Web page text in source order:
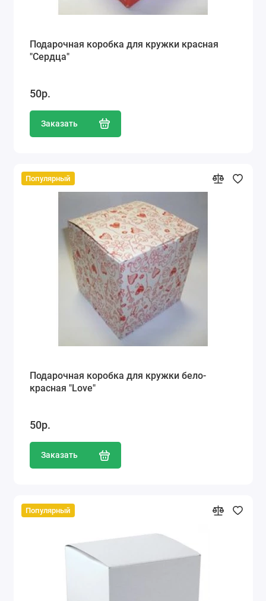
Подарочная коробка для кружки красная
"Сердца"
50р.
Заказать
Популярный
Подарочная коробка для кружки бело-
красная "Love"
50р.
Заказать
Популярный